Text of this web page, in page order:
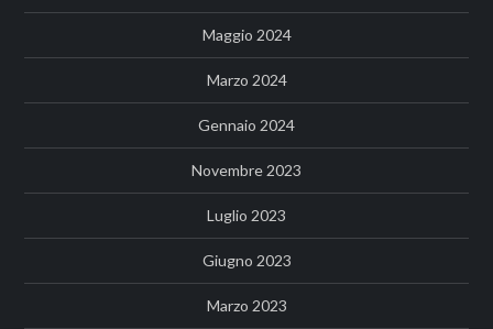
Maggio 2024
Marzo 2024
Gennaio 2024
Novembre 2023
Luglio 2023
Giugno 2023
Marzo 2023